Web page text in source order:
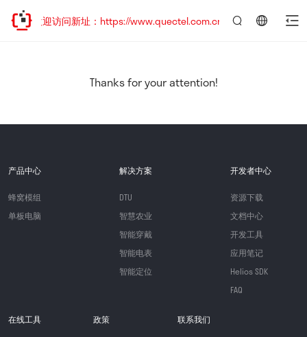
移，欢迎访问新址：https://www.quectel.com.cn
Thanks for your attention!
产品中心
蜂窝模组
单板电脑
解决方案
DTU
智慧农业
智能穿戴
智能电表
智能定位
开发者中心
资源下载
文档中心
开发工具
应用笔记
Helios SDK
FAQ
在线工具 政策 联系我们